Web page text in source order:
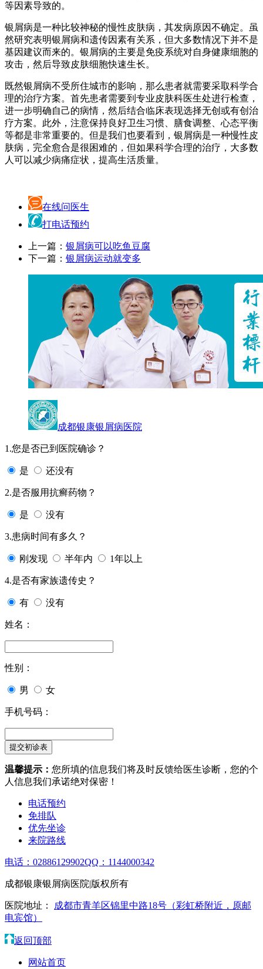
等因素导致的。
银屑病是一种比较神秘的慢性皮肤病，其发病原因不确定。虽
然研究表明银屑病和遗传因素有关系，但大多数情况下并不是
基因建议而来的。银屑病的主要是免疫系统对自身健康细胞的
攻击，然后导致皮肤细胞快速生长。
既然银屑病不受所住城市的影响，那么患者就需要采取科学合
理的治疗方案。首先患者需要到专业皮肤科医生处进行检查，
进一步明确自己的病情，然后结合临床表现选择无创或有创治
疗方案。此外，注意保持良好卫生习惯、膳食调整、心态平衡
等都是非常重要的。但是我们也要看到，银屑病是一种慢性皮
肤病，完全愈合是很困难的，但如果科学合理的治疗，大多数
人可以减少病痛症状，提高生活质量。
在线问医生
打电话预约
上一篇： 银屑病可以吃鱼豆腐
下一篇： 银屑病运动就变多
成都银康银屑病医院
1.您是否已到医院确诊？
是 还没有
2.是否服用抗癣药物？
是 没有
3.患病时间有多久？
刚发现 半年内 1年以上
4.是否有家族遗传史？
有 没有
姓名：
性别：
男 女
手机号码：
温馨提示： 您所填的信息我们将及时反馈给医生诊断，您的个
人信息我们承诺绝对保密！
电话预约
免排队
优先坐诊
来院路线
电话：02886129902QQ：1144000342
成都银康银屑病医院|版权所有
医院地址： 成都市青羊区锦里中路18号（彩虹桥附近，原邮
电宾馆）
返回顶部
网站首页